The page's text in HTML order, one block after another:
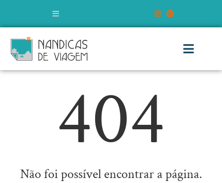
404
Não foi possível encontrar a página.